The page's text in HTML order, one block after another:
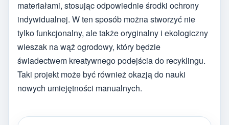
materiałami, stosując odpowiednie środki ochrony
indywidualnej. W ten sposób można stworzyć nie
tylko funkcjonalny, ale także oryginalny i ekologiczny
wieszak na wąż ogrodowy, który będzie
świadectwem kreatywnego podejścia do recyklingu.
Taki projekt może być również okazją do nauki
nowych umiejętności manualnych.